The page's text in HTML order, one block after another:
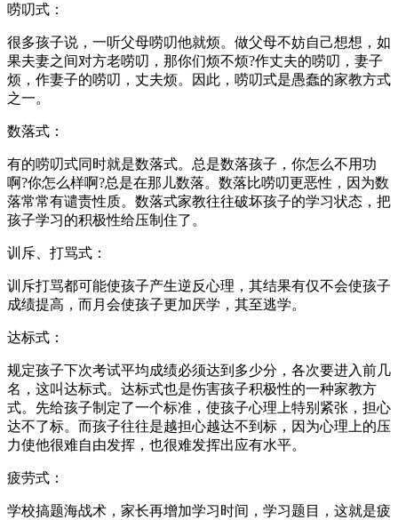
唠叨式：
很多孩子说，一听父母唠叨他就烦。做父母不妨自己想想，如
果夫妻之间对方老唠叨，那你们烦不烦?作丈夫的唠叨，妻子
烦，作妻子的唠叨，丈夫烦。因此，唠叨式是愚蠢的家教方式
之一。
数落式：
有的唠叨式同时就是数落式。总是数落孩子，你怎么不用功
啊?你怎么样啊?总是在那儿数落。数落比唠叨更恶性，因为数
落常常有谴责性质。数落式家教往往破坏孩子的学习状态，把
孩子学习的积极性给压制住了。
训斥、打骂式：
训斥打骂都可能使孩子产生逆反心理，其结果有仅不会使孩子
成绩提高，而月会使孩子更加厌学，其至逃学。
达标式：
规定孩子下次考试平均成绩必须达到多少分，各次要进入前几
名，这叫达标式。达标式也是伤害孩子积极性的一种家教方
式。先给孩子制定了一个标准，使孩子心理上特别紧张，担心
达不了标。而孩子往往是越担心越达不到标，因为心理上的压
力使他很难自由发挥，也很难发挥出应有水平。
疲劳式：
学校搞题海战术，家长再增加学习时间，学习题目，这就是疲